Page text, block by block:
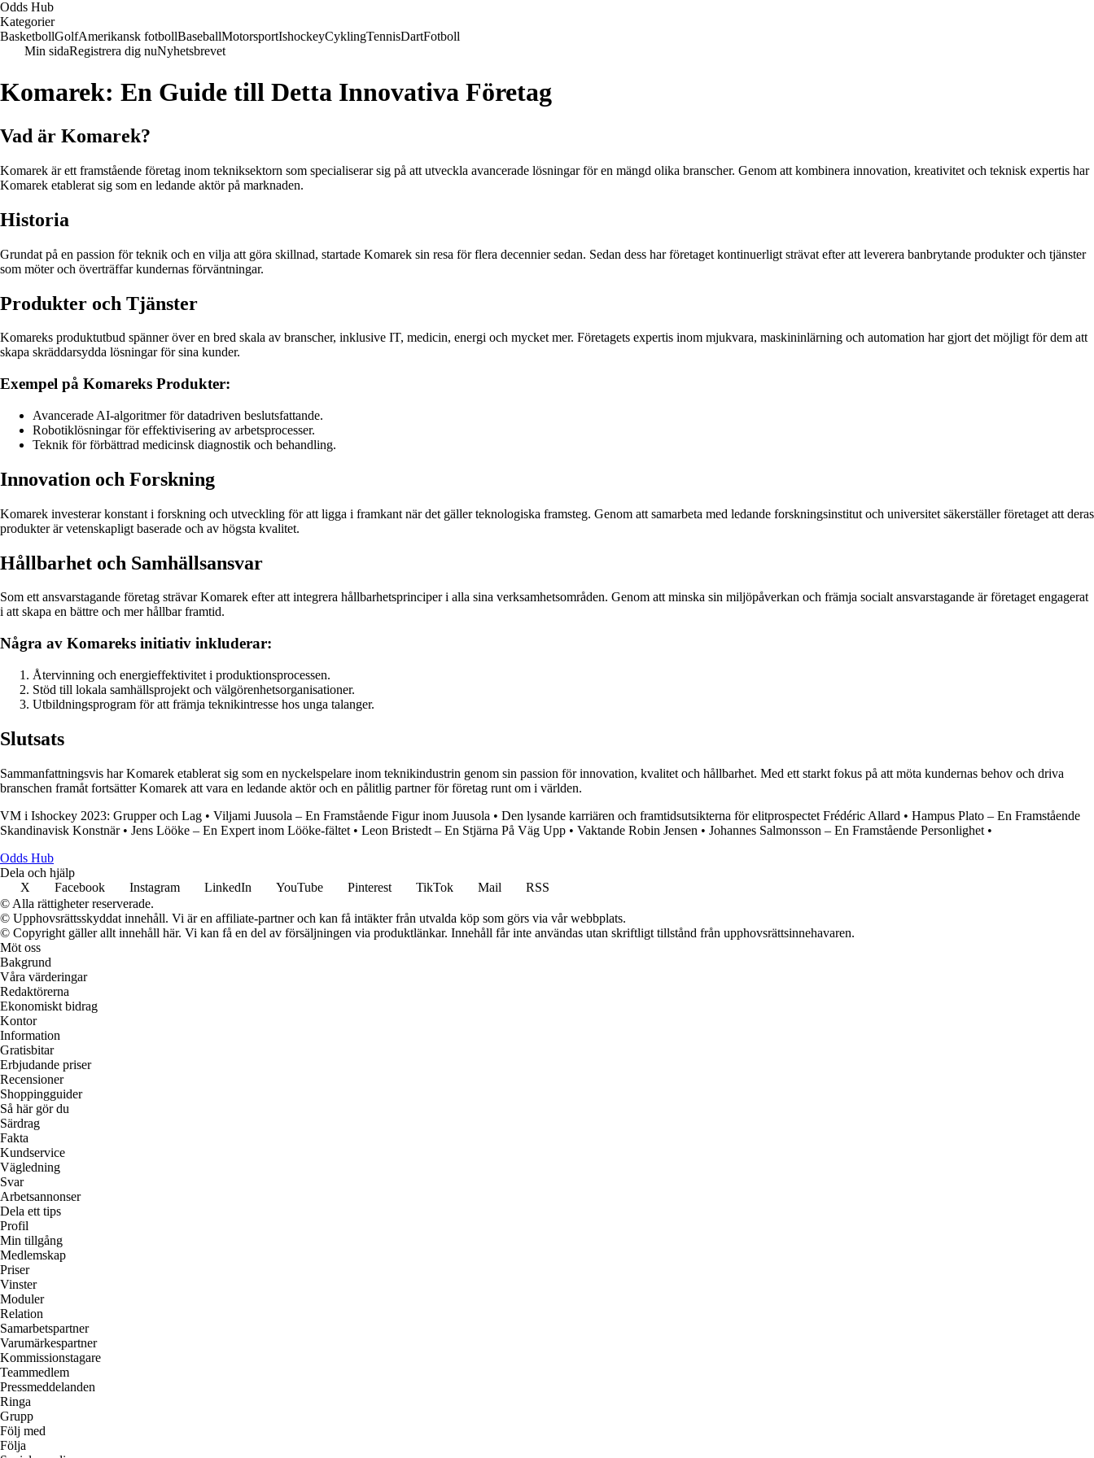
Odds Hub
Kategorier
BasketbollGolfAmerikansk fotbollBaseballMotorsportIshockeyCyklingTennisDartFotboll
Min sidaRegistrera dig nuNyhetsbrevet
Komarek: En Guide till Detta Innovativa Företag
Vad är Komarek?
Komarek är ett framstående företag inom tekniksektorn som specialiserar sig på att utveckla avancerade lösningar för en mängd olika branscher. Genom att kombinera innovation, kreativitet och teknisk expertis har
Komarek etablerat sig som en ledande aktör på marknaden.
Historia
Grundat på en passion för teknik och en vilja att göra skillnad, startade Komarek sin resa för flera decennier sedan. Sedan dess har företaget kontinuerligt strävat efter att leverera banbrytande produkter och tjänster
som möter och överträffar kundernas förväntningar.
Produkter och Tjänster
Komareks produktutbud spänner över en bred skala av branscher, inklusive IT, medicin, energi och mycket mer. Företagets expertis inom mjukvara, maskininlärning och automation har gjort det möjligt för dem att
skapa skräddarsydda lösningar för sina kunder.
Exempel på Komareks Produkter:
Avancerade AI-algoritmer för datadriven beslutsfattande.
Robotiklösningar för effektivisering av arbetsprocesser.
Teknik för förbättrad medicinsk diagnostik och behandling.
Innovation och Forskning
Komarek investerar konstant i forskning och utveckling för att ligga i framkant när det gäller teknologiska framsteg. Genom att samarbeta med ledande forskningsinstitut och universitet säkerställer företaget att deras
produkter är vetenskapligt baserade och av högsta kvalitet.
Hållbarhet och Samhällsansvar
Som ett ansvarstagande företag strävar Komarek efter att integrera hållbarhetsprinciper i alla sina verksamhetsområden. Genom att minska sin miljöpåverkan och främja socialt ansvarstagande är företaget engagerat
i att skapa en bättre och mer hållbar framtid.
Några av Komareks initiativ inkluderar:
Återvinning och energieffektivitet i produktionsprocessen.
Stöd till lokala samhällsprojekt och välgörenhetsorganisationer.
Utbildningsprogram för att främja teknikintresse hos unga talanger.
Slutsats
Sammanfattningsvis har Komarek etablerat sig som en nyckelspelare inom teknikindustrin genom sin passion för innovation, kvalitet och hållbarhet. Med ett starkt fokus på att möta kundernas behov och driva
branschen framåt fortsätter Komarek att vara en ledande aktör och en pålitlig partner för företag runt om i världen.
VM i Ishockey 2023: Grupper och Lag • Viljami Juusola – En Framstående Figur inom Juusola • Den lysande karriären och framtidsutsikterna för elitprospectet Frédéric Allard • Hampus Plato – En Framstående
Skandinavisk Konstnär• Jens Lööke – En Expert inom Lööke-fältet • Leon Bristedt – En Stjärna På Väg Upp • Vaktande Robin Jensen • Johannes Salmonsson – En Framstående Personlighet •
Odds Hub
Dela och hjälp
X
Facebook Instagram LinkedIn YouTube Pinterest TikTok Mail
RSS
© Alla rättigheter reserverade.
© Upphovsrättsskyddat innehåll. Vi är en affiliate-partner och kan få intäkter från utvalda köp som görs via vår webbplats.
© Copyright gäller allt innehåll här. Vi kan få en del av försäljningen via produktlänkar. Innehåll får inte användas utan skriftligt tillstånd från upphovsrättsinnehavaren.
Möt oss
Bakgrund
Våra värderingar
Redaktörerna
Ekonomiskt bidrag
Kontor
Information
Gratisbitar
Erbjudande priser
Recensioner
Shoppingguider
Så här gör du
Särdrag
Fakta
Kundservice
Vägledning
Svar
Arbetsannonser
Dela ett tips
Profil
Min tillgång
Medlemskap
Priser
Vinster
Moduler
Relation
Samarbetspartner
Varumärkespartner
Kommissionstagare
Teammedlem
Pressmeddelanden
Ringa
Grupp
Följ med
Följa